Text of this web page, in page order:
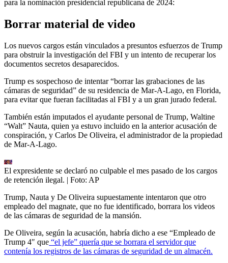
para la nominación presidencial republicana de 2024:
Borrar material de video
Los nuevos cargos están vinculados a presuntos esfuerzos de Trump
para obstruir la investigación del FBI y un intento de recuperar los
documentos secretos desaparecidos.
Trump es sospechoso de intentar “borrar las grabaciones de las
cámaras de seguridad” de su residencia de Mar-A-Lago, en Florida,
para evitar que fueran facilitadas al FBI y a un gran jurado federal.
También están imputados el ayudante personal de Trump, Waltine
“Walt” Nauta, quien ya estuvo incluido en la anterior acusación de
conspiración, y Carlos De Oliveira, el administrador de la propiedad
de Mar-A-Lago.
El expresidente se declaró no culpable el mes pasado de los cargos
de retención ilegal. | Foto: AP
Trump, Nauta y De Oliveira supuestamente intentaron que otro
empleado del magnate, que no fue identificado, borrara los videos
de las cámaras de seguridad de la mansión.
De Oliveira, según la acusación, habría dicho a ese “Empleado de
Trump 4″ que “el jefe” quería que se borrara el servidor que
contenía los registros de las cámaras de seguridad de un almacén.